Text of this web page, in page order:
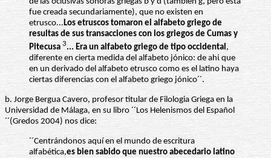
fue creada secundariamente), que no existen en
etrusco...Los etruscos tomaron el alfabeto griego de
resultas de sus transacciones con los griegos de Cumas y
Pitecusa 3... Era un alfabeto griego de tipo occidental,
diferente en cierta medida del alfabeto jónico: de ahί que
en un derivado del alfabeto etrusco como es el latino haya
ciertas diferencias con el alfabeto griego jónico´´.
b. Jorge Bergua Cavero, profesor titular de Filologia Griega en la
Universidad de Málaga, en su libro ´´Los Helenismos del Español
´´(Gredos 2004) nos dice:
´´Centrándonos aquí en el mundo de escritura
alfabética,es bien sabido que nuestro abecedario latino